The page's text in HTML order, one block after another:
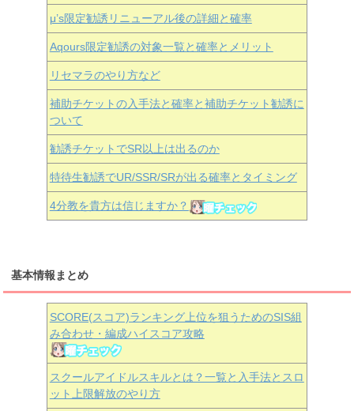
μ’s限定勧誘リニューアル後の詳細と確率
Aqours限定勧誘の対象一覧と確率とメリット
リセマラのやり方など
補助チケットの入手法と確率と補助チケット勧誘に
ついて
勧誘チケットでSR以上は出るのか
特待生勧誘でUR/SSR/SRが出る確率とタイミング
4分教を貴方は信じますか？
基本情報まとめ
SCORE(スコア)ランキング上位を狙うためのSIS組
み合わせ・編成ハイスコア攻略
スクールアイドルスキルとは？一覧と入手法とスロ
ット上限解放のやり方